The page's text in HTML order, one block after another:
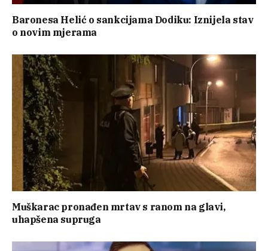
Baronesa Helić o sankcijama Dodiku: Iznijela stav
o novim mjerama
Muškarac pronađen mrtav s ranom na glavi,
uhapšena supruga